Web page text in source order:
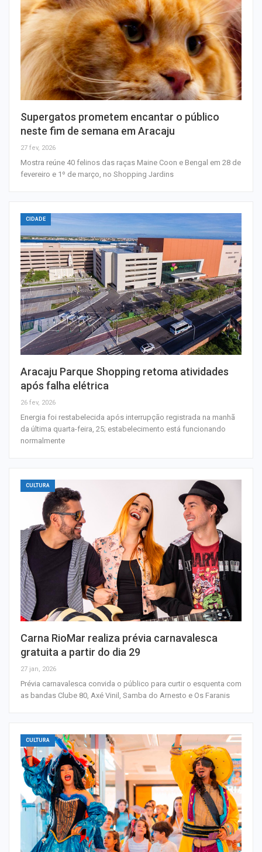
Supergatos prometem encantar o público
neste fim de semana em Aracaju
27 fev, 2026
Mostra reúne 40 felinos das raças Maine Coon e Bengal em 28 de
fevereiro e 1º de março, no Shopping Jardins
CIDADE
Aracaju Parque Shopping retoma atividades
após falha elétrica
26 fev, 2026
Energia foi restabelecida após interrupção registrada na manhã
da última quarta-feira, 25; estabelecimento está funcionando
normalmente
CULTURA
Carna RioMar realiza prévia carnavalesca
gratuita a partir do dia 29
27 jan, 2026
Prévia carnavalesca convida o público para curtir o esquenta com
as bandas Clube 80, Axé Vinil, Samba do Arnesto e Os Faranis
CULTURA